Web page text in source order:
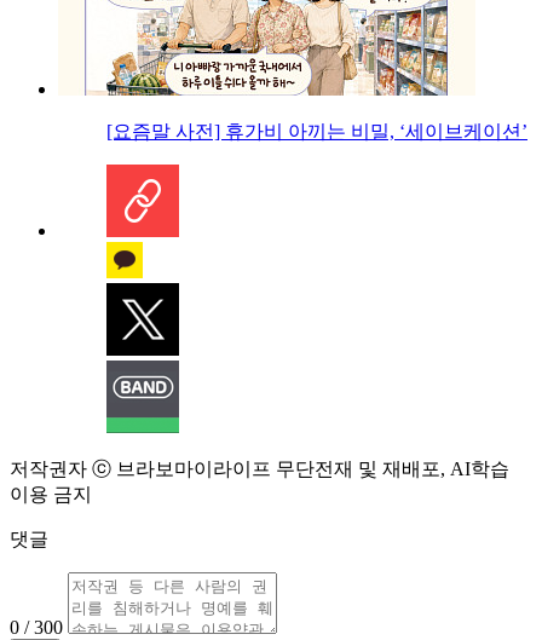
[요즘말 사전] 휴가비 아끼는 비밀, ‘세이브케이션’
저작권자 ⓒ 브라보마이라이프 무단전재 및 재배포, AI학습
이용 금지
댓글
0 / 300